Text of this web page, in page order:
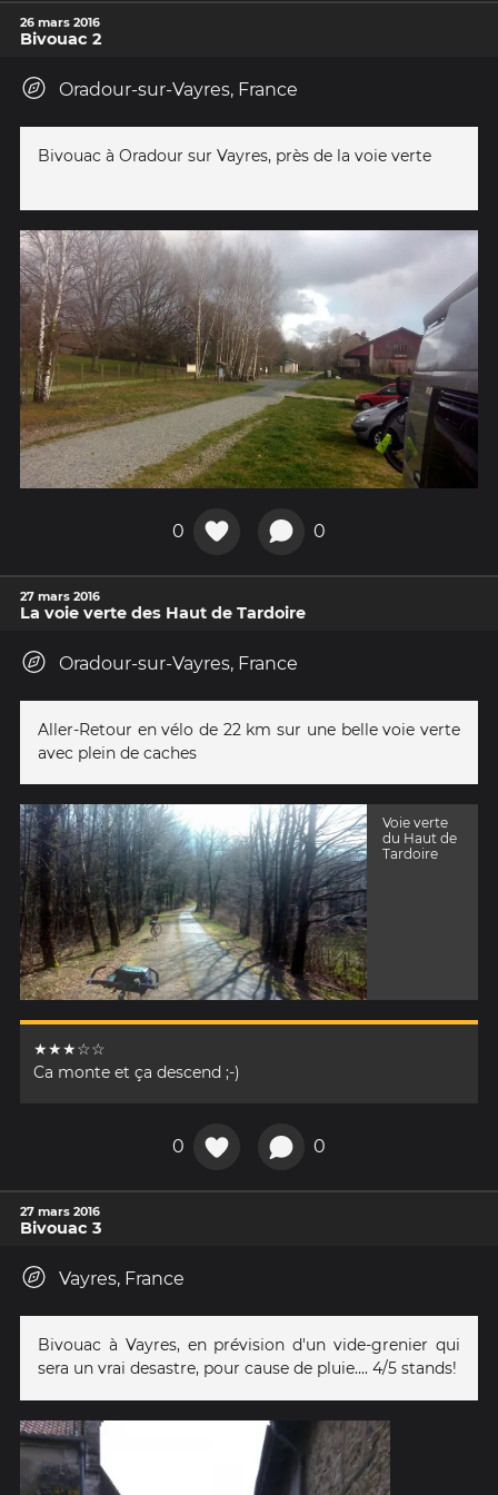
26 mars 2016
Bivouac 2
Oradour-sur-Vayres, France
Bivouac à Oradour sur Vayres, près de la voie verte
0 0
27 mars 2016
La voie verte des Haut de Tardoire
Oradour-sur-Vayres, France
Aller-Retour en vélo de 22 km sur une belle voie verte
avec plein de caches
Voie verte
du Haut de
Tardoire
★★★☆☆
Ca monte et ça descend ;-)
0 0
27 mars 2016
Bivouac 3
Vayres, France
Bivouac à Vayres, en prévision d'un vide-grenier qui
sera un vrai desastre, pour cause de pluie.... 4/5 stands!